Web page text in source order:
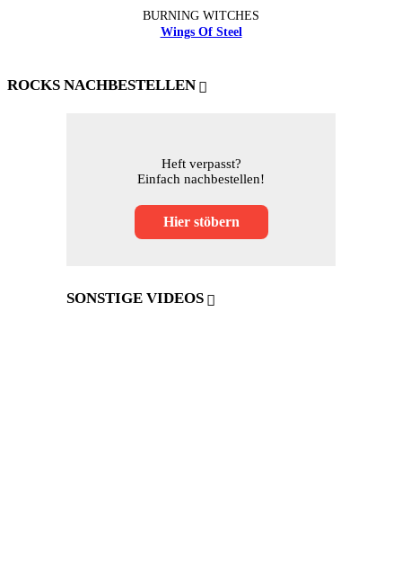
BURNING WITCHES
Wings Of Steel
ROCKS NACHBESTELLEN
Heft verpasst?
Einfach nachbestellen!
Hier stöbern
SONSTIGE VIDEOS